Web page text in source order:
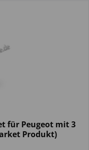
für Peugeot mit 3
Produkt)